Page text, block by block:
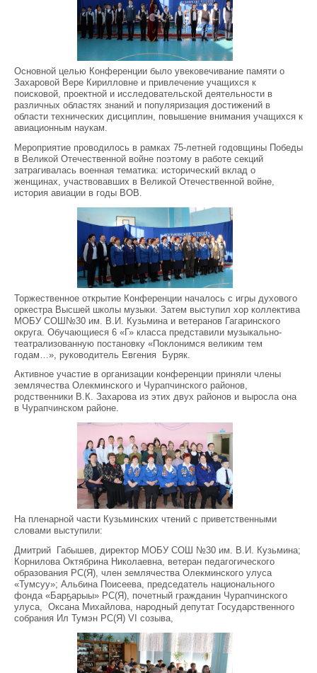
Основной целью Конференции было увековечивание памяти о
Захаровой Вере Кирилловне и привлечение учащихся к
поисковой, проектной и исследовательской деятельности в
различных областях знаний и популяризация достижений в
области технических дисциплин, повышение внимания учащихся к
авиационным наукам.
Мероприятие проводилось в рамках 75-летней годовщины Победы
в Великой Отечественной войне поэтому в работе секций
затрагивалась военная тематика: исторический вклад о
женщинах, участвовавших в Великой Отечественной войне,
история авиации в годы ВОВ.
Торжественное открытие Конференции началось с игры духового
оркестра Высшей школы музыки. Затем выступил хор коллектива
МОБУ СОШ№30 им. В.И. Кузьмина и ветеранов Гагаринского
округа. Обучающиеся 6 «Г» класса представили музыкально-
театрализованную постановку «Поклонимся великим тем
годам…», руководитель Евгения Буряк.
Активное участие в организации конференции приняли члены
землячества Олекминского и Чурапчинского районов,
родственники В.К. Захарова из этих двух районов и выросла она
в Чурапчинском районе.
На пленарной части Кузьминских чтений с приветственными
словами выступили:
Дмитрий Габышев, директор МОБУ СОШ №30 им. В.И. Кузьмина;
Корнилова Октябрина Николаевна, ветеран педагогического
образования РС(Я), член землячества Олекминского улуса
«Тумсуу»; Альбина Поисеева, председатель национального
фонда «Барҕарыы» РС(Я), почетный гражданин Чурапчинского
улуса, Оксана Михайлова, народный депутат Государственного
собрания Ил Тумэн РС(Я) VI созыва,